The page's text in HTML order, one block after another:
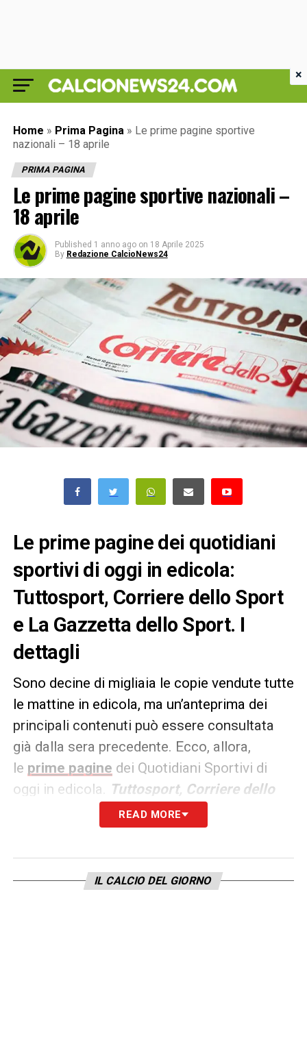
Home » Prima Pagina » Le prime pagine sportive
nazionali – 18 aprile
PRIMA PAGINA
Le prime pagine sportive nazionali –
18 aprile
Published 1 anno ago on 18 Aprile 2025
By Redazione CalcioNews24
Le prime pagine dei quotidiani
sportivi di oggi in edicola:
Tuttosport, Corriere dello Sport
e La Gazzetta dello Sport. I
dettagli
Sono decine di migliaia le copie vendute tutte
le mattine in edicola, ma un’anteprima dei
principali contenuti può essere consultata
già dalla sera precedente. Ecco, allora,
le prime pagine dei Quotidiani Sportivi di
oggi in edicola.
Tuttosport, Corriere dello
Sport e La Gazzetta dello
rappresentano i principali quotidiani
giorno tanto per gli addetti ai lavori quanto
per gli appassionati.
READ MORE
IL CALCIO DEL GIORNO
×